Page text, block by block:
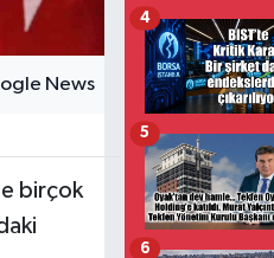
birçok
4
5
6